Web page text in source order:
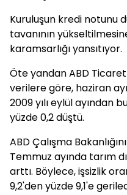
Kuruluşun kredi notunu
tavanının
karamsarlığı yansıtıyor.
Öte yandan ABD Ticaret
verilere göre, haziran
2009 yılı eylül ayından
yüzde 0,2 düştü.
ABD Çalışma
Temmuz ayında tarım
arttı. Böylece, işsizlik
9,2'den yüzde 9,1'e